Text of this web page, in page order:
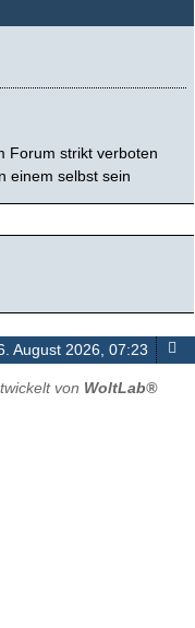
Forum strikt verboten
einem selbst sein
August 2026, 07:23
von WoltLab®